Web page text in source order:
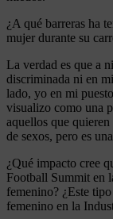
¿A qué barreras ha
mujer durante su
La verdad es que a
discriminada ni en
lado, yo en mi
visualizo como una
aquellos que
de sexos, pero es
¿Qué impacto cree
Football Summit en
femenino? ¿Este
femenino en la